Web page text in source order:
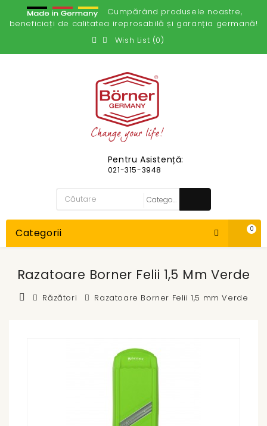
Cumpărând produsele noastre,
beneficiați de calitatea ireprosabilă și garanția germană!
Wish List (0)
0
Pentru Asistență:
021-315-3948
Categorii
Razatoare Borner Felii 1,5 Mm Verde
Răzători Razatoare Borner Felii 1,5 mm Verde